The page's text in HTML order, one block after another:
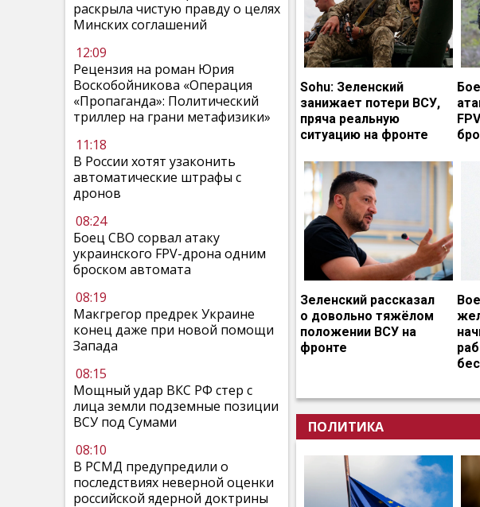
раскрыла чистую правду о целях
Минских соглашений
12:09
Рецензия на роман Юрия
Воскобойникова «Операция
«Пропаганда»: Политический
триллер на грани метафизики»
11:18
В России хотят узаконить
автоматические штрафы с
дронов
08:24
Боец СВО сорвал атаку
украинского FPV-дрона одним
броском автомата
08:19
Макгрегор предрек Украине
конец даже при новой помощи
Запада
08:15
Мощный удар ВКС РФ стер с
лица земли подземные позиции
ВСУ под Сумами
08:10
В РСМД предупредили о
последствиях неверной оценки
российской ядерной доктрины
Sohu: Зеленский
занижает потери ВСУ,
пряча реальную
ситуацию на фронте
Зеленский рассказал
о довольно тяжёлом
положении ВСУ на
фронте
ПОЛИТИКА